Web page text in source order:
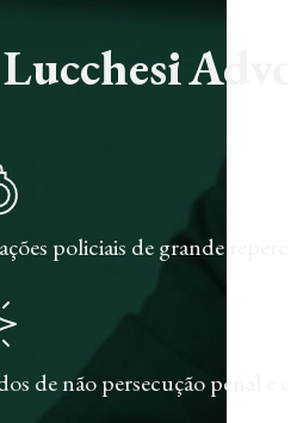
policiais de grande
de não persecução penal e